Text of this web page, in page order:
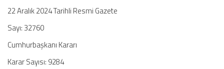
22 Aralık 2024 Tarihli Resmi Gazete
Sayı: 32760
Cumhurbaşkanı Kararı
Karar Sayısı: 9284